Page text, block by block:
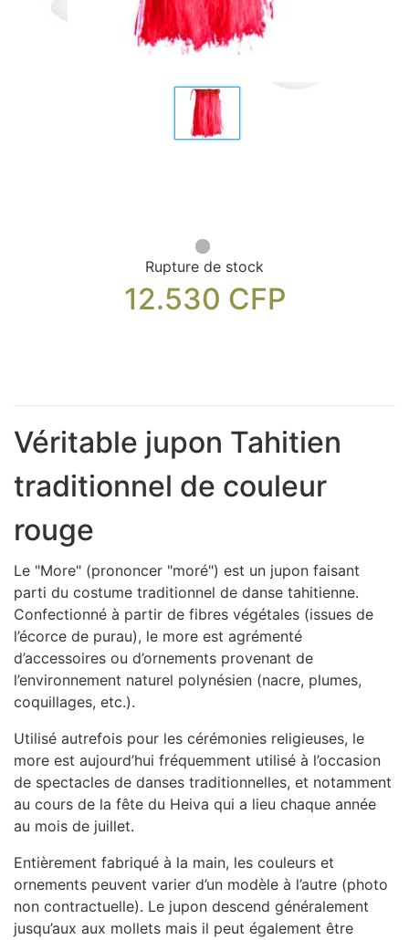
Sacs, Bijoux et Accessoires (33)
Rupture de stock
12.530 CFP
Véritable jupon Tahitien
traditionnel de couleur
rouge
Le "More" (prononcer "moré") est un jupon faisant
parti du costume traditionnel de danse tahitienne.
Confectionné à partir de fibres végétales (issues de
l’écorce de purau), le more est agrémenté
d’accessoires ou d’ornements provenant de
l’environnement naturel polynésien (nacre, plumes,
coquillages, etc.).
Utilisé autrefois pour les cérémonies religieuses, le
more est aujourd’hui fréquemment utilisé à l’occasion
de spectacles de danses traditionnelles, et notamment
au cours de la fête du Heiva qui a lieu chaque année
au mois de juillet.
Entièrement fabriqué à la main, les couleurs et
ornements peuvent varier d’un modèle à l’autre (photo
non contractuelle). Le jupon descend généralement
jusqu’aux aux mollets mais il peut également être